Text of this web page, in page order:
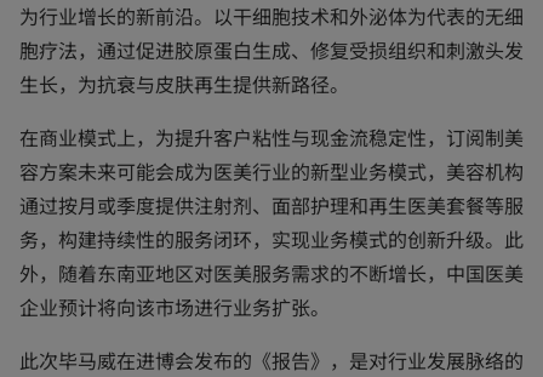
为行业增长的新前沿。以干细胞技术和外泌体为代表的无细
胞疗法，通过促进胶原蛋白生成、修复受损组织和刺激头发
生长，为抗衰与皮肤再生提供新路径。
在商业模式上，为提升客户粘性与现金流稳定性，订阅制美
容方案未来可能会成为医美行业的新型业务模式，美容机构
通过按月或季度提供注射剂、面部护理和再生医美套餐等服
务，构建持续性的服务闭环，实现业务模式的创新升级。此
外，随着东南亚地区对医美服务需求的不断增长，中国医美
企业预计将向该市场进行业务扩张。
此次毕马威在进博会发布的《报告》，是对行业发展脉络的